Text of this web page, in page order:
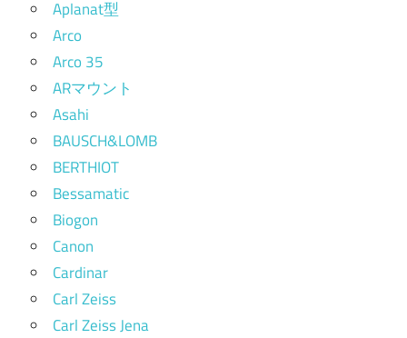
Aplanat型
Arco
Arco 35
ARマウント
Asahi
BAUSCH&LOMB
BERTHIOT
Bessamatic
Biogon
Canon
Cardinar
Carl Zeiss
Carl Zeiss Jena